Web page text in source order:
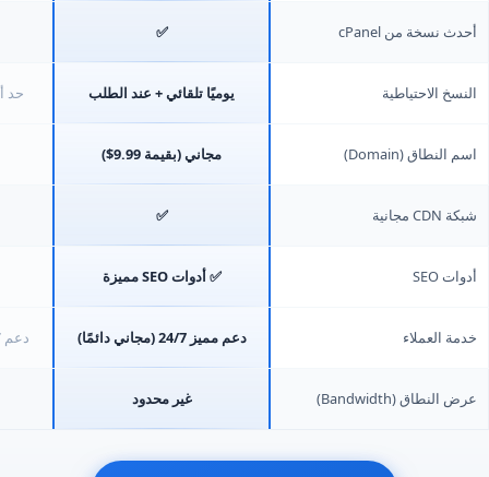
أحدث نسخة من cPanel ✅
النسخ الاحتياطية يوميًا تلقائي + عند الطلب حد أقصى
اسم النطاق (Domain) مجاني (بقيمة 9.99$)
شبكة CDN مجانية ✅
أدوات SEO ✅ أدوات SEO مميزة
خدمة العملاء دعم مميز 24/7 (مجاني دائمًا) دعم 24/7 عبر الدردشة/البريد
عرض النطاق (Bandwidth) غير محدود